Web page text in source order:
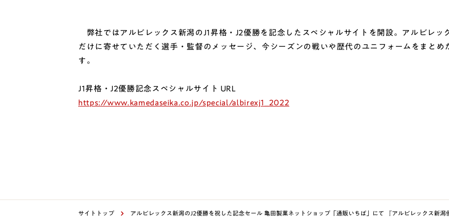
弊社ではアルビレックス新潟のJ1昇格・J2優勝を記念したスペシャルサイトを開設。アルビレッ
だけに寄せていただく選手・監督のメッセージ、今シーズンの戦いや歴代のユニフォームをまと
す。
J1昇格・J2優勝記念スペシャルサイト URL
https://www.kamedaseika.co.jp/special/albirexj1_2022
サイトトップ アルビレックス新潟のJ2優勝を祝した記念セール 亀田製菓ネットショップ「通販いちば」にて 『アルビレックス新